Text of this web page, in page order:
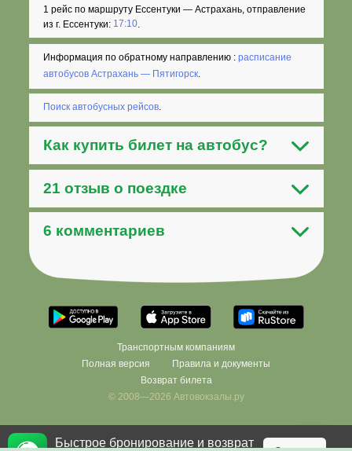
1 рейс по маршруту Ессентуки — Астрахань, отправление
из г. Ессентуки: 17:10
Информация по обратному направлению :расписание
автобусов Астрахань — Пятигорск.
Поиск автобусных рейсов.
Как купить билет на автобус?
21 отзыв о поездке
6 комментариев
Транспортным компаниям
Полная версия
Правила и документы
Возврат билета
© 2008—2026 Автовокзалы.ру
Быстрое бронирование и возврат